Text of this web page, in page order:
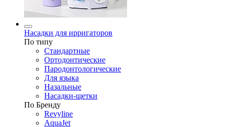
Насадки для ирригаторов
По типу
Стандартные
Ортодонтические
Пародонтологические
Для языка
Назальные
Насадки-щетки
По Бренду
Revyline
AquaJet